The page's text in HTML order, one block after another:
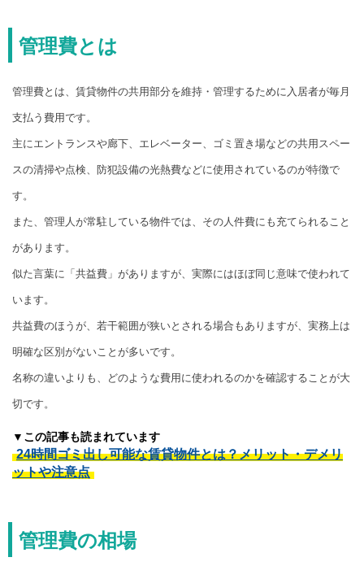
管理費とは
管理費とは、賃貸物件の共用部分を維持・管理するために入居者が毎月
支払う費用です。
主にエントランスや廊下、エレベーター、ゴミ置き場などの共用スペー
スの清掃や点検、防犯設備の光熱費などに使用されているのが特徴で
す。
また、管理人が常駐している物件では、その人件費にも充てられること
があります。
似た言葉に「共益費」がありますが、実際にはほぼ同じ意味で使われて
います。
共益費のほうが、若干範囲が狭いとされる場合もありますが、実務上は
明確な区別がないことが多いです。
名称の違いよりも、どのような費用に使われるのかを確認することが大
切です。
▼この記事も読まれています
24時間ゴミ出し可能な賃貸物件とは？メリット・デメリ
ットや注意点
管理費の相場